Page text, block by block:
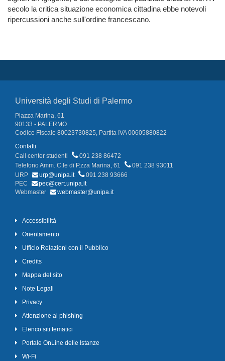
secolo la critica situazione economica cittadina ebbe notevoli
ripercussioni anche sull'ordine francescano.
Università degli Studi di Palermo
Piazza Marina, 61
90133 - PALERMO
Codice Fiscale 80023730825, Partita IVA 00605880822
Contatti
Call center studenti
091 238 86472
Telefono Amm. C.le di P.zza Marina, 61
091 238 93011
URP
urp@unipa.it
091 238 93666
PEC
pec@cert.unipa.it
Webmaster
webmaster@unipa.it
Accessibilità
Orientamento
Ufficio Relazioni con il Pubblico
Credits
Mappa del sito
Note Legali
Privacy
Attenzione al phishing
Elenco siti tematici
Portale OnLine delle Istanze
Wi-Fi